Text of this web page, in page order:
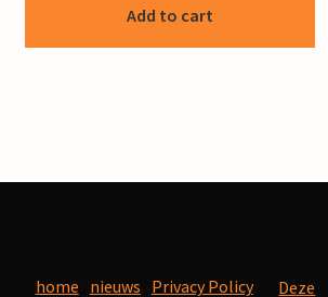
Add to cart
home nieuws Privacy Policy Deze